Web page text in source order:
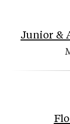
Junior &